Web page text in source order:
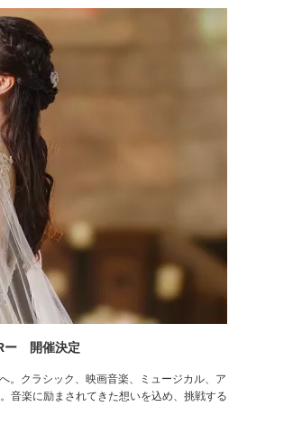
ー 開催決定
。クラシック、映画音楽、ミュージカル、ア
音楽に励まされてきた想いを込め、挑戦する